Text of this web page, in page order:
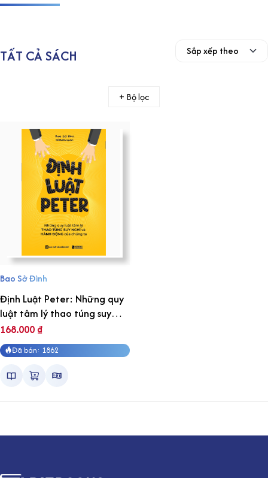
TẤT CẢ SÁCH
+ Bộ lọc
Bao Sở Đình
Định Luật Peter: Những quy
luật tâm lý thao túng suy
nghĩ và hành động của chúng
ta
168.000₫
Đã bán: 1862